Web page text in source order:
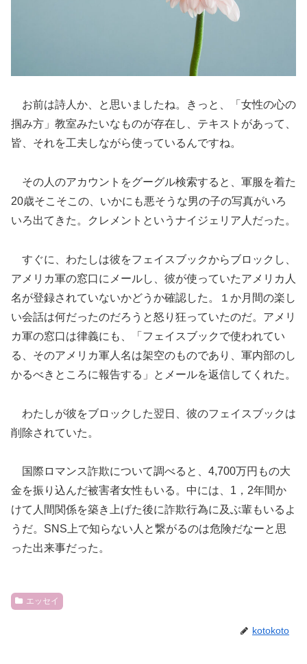
お前は詩人か、と思いましたね。きっと、「女性の心の
掴み方」教室みたいなものが存在し、テキストがあって、
皆、それを工夫しながら使っているんですね。
その人のアカウントをグーグル検索すると、軍服を着た
20歳そこそこの、いかにも悪そうな男の子の写真がいろ
いろ出てきた。クレメントというナイジェリア人だった。
すぐに、わたしは彼をフェイスブックからブロックし、
アメリカ軍の窓口にメールし、彼が使っていたアメリカ人
名が登録されていないかどうか確認した。１か月間の楽し
い会話は何だったのだろうと怒り狂っていたのだ。アメリ
カ軍の窓口は律義にも、「フェイスブックで使われてい
る、そのアメリカ軍人名は架空のものであり、軍内部のし
かるべきところに報告する」とメールを返信してくれた。
わたしが彼をブロックした翌日、彼のフェイスブックは
削除されていた。
国際ロマンス詐欺について調べると、4,700万円もの大
金を振り込んだ被害者女性もいる。中には、1，2年間か
けて人間関係を築き上げた後に詐欺行為に及ぶ輩もいるよ
うだ。SNS上で知らない人と繋がるのは危険だなーと思
った出来事だった。
エッセイ
kotokoto